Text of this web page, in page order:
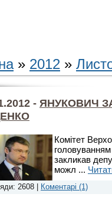
» 2012 »
- ЯНУКОВИЧ
Комітет
закликав
можл ...
2608 | Коментарі (1)